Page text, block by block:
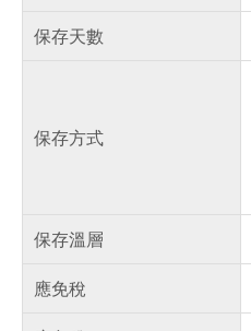
保存天數
保存方式
保存溫層
應免稅